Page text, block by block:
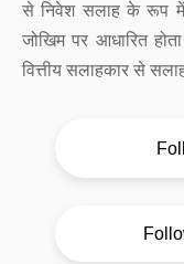
से निवेश सलाह के रूप में
जोखिम पर आधारित
वित्तीय सलाहकार से